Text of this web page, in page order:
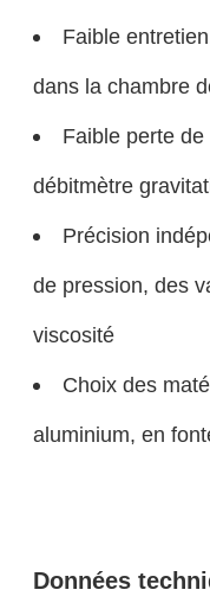
Faible
dans la chambre
Faible perte
débitmètre
Précision
de pression, des
viscosité
Choix des
aluminium, en
Données